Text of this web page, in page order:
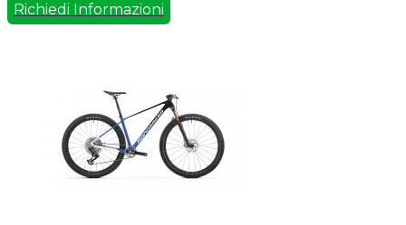
Richiedi Informazioni